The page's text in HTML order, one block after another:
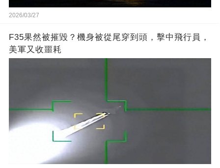
2026/03/27
F35果然被摧毀？機身被從尾穿到頭，擊中飛行員，
美軍又收噩耗